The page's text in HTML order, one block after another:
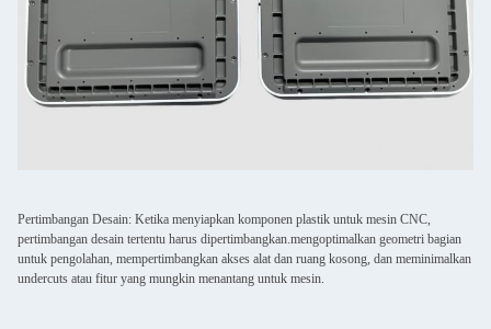
Pertimbangan Desain: Ketika menyiapkan komponen plastik untuk mesin CNC,
pertimbangan desain tertentu harus dipertimbangkan.mengoptimalkan geometri bagian
untuk pengolahan, mempertimbangkan akses alat dan ruang kosong, dan meminimalkan
undercuts atau fitur yang mungkin menantang untuk mesin.